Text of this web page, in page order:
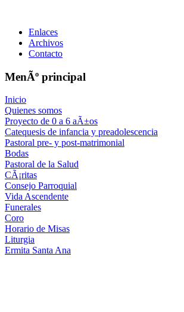
Enlaces
Archivos
Contacto
MenÃº principal
Inicio
Quienes somos
Proyecto de 0 a 6 aÃ±os
Catequesis de infancia y preadolescencia
Pastoral pre- y post-matrimonial
Bodas
Pastoral de la Salud
CÃ¡ritas
Consejo Parroquial
Vida Ascendente
Funerales
Coro
Horario de Misas
Liturgia
Ermita Santa Ana